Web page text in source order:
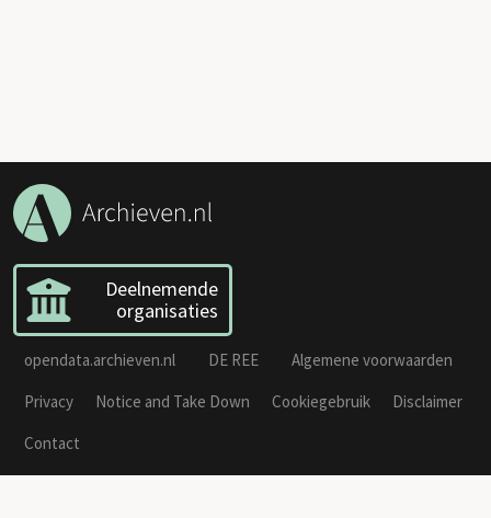
Deelnemende
organisaties
opendata.archieven.nl DE REE
Algemene voorwaarden
Privacy
Notice and Take Down Cookiegebruik
Disclaimer
Contact